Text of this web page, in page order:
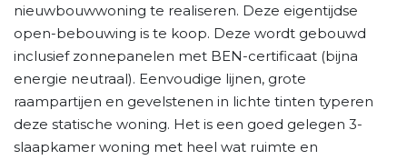
nieuwbouwwoning te realiseren. Deze eigentijdse
open-bebouwing is te koop. Deze wordt gebouwd
inclusief zonnepanelen met BEN-certificaat (bijna
energie neutraal). Eenvoudige lijnen, grote
raampartijen en gevelstenen in lichte tinten typeren
deze statische woning. Het is een goed gelegen 3-
slaapkamer woning met heel wat ruimte en